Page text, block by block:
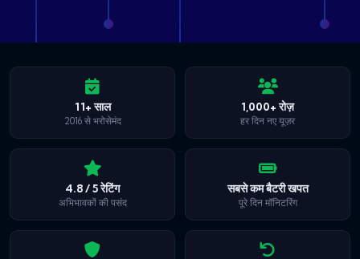
11+ साल
2016 से भरोसेमंद
1,000+ रोज़
हर दिन नए यूज़र
4.8 / 5 रेटिंग
अभिभावकों की पसंद
सबसे कम बैटरी खपत
पूरे दिन मॉनिटरिंग